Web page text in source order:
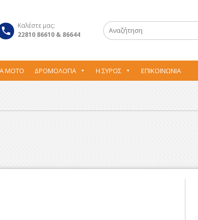
Καλέστε μας:
22810 86610 & 86644
MOTO ΔΡΟΜΟΛΌΓΙΑ Η ΣΎΡΟΣ ΕΠΙΚΟΙΝΩΝΊΑ